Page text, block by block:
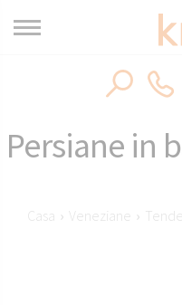
Persiane in
Casa › Veneziane ›